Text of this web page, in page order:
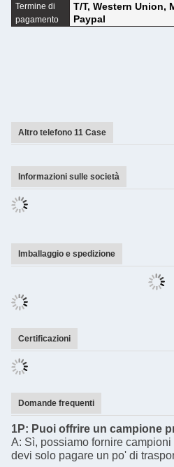
Termine di
pagamento
T/T, Western Union,
Paypal
Altro telefono 11 Case
Informazioni sulle società
Imballaggio e spedizione
Certificazioni
Domande frequenti
1P: Puoi offrire un campione
A: Sì, possiamo fornire
devi solo pagare un po' di